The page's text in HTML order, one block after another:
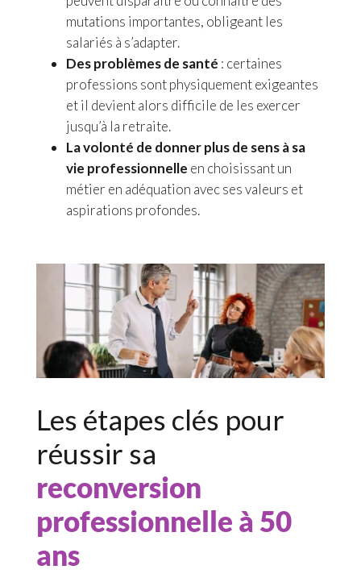
mutations importantes, obligeant les
salariés à s’adapter.
Des problèmes de santé : certaines
professions sont physiquement exigeantes
et il devient alors difficile de les exercer
jusqu’à la retraite.
La volonté de donner plus de sens à sa
vie professionnelle en choisissant un
métier en adéquation avec ses valeurs et
aspirations profondes.
Les étapes clés pour
réussir sa
reconversion
professionnelle à 50
ans